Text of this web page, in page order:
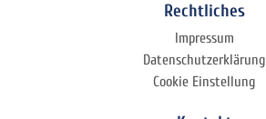
Rechtliches
Impressum
Datenschutzerklärung
Cookie Einstellung